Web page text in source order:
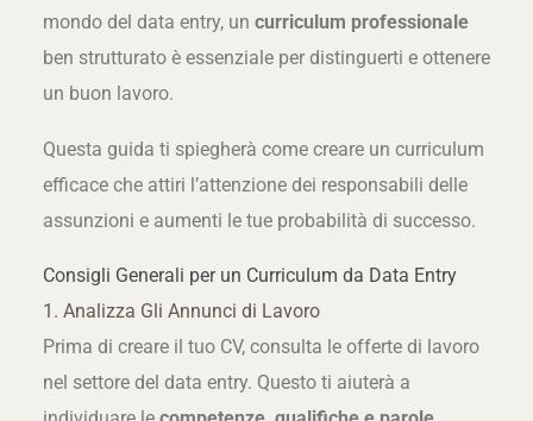
mondo del data entry, un curriculum professionale
ben strutturato è essenziale per distinguerti e ottenere
un buon lavoro.
Questa guida ti spiegherà come creare un curriculum
efficace che attiri l’attenzione dei responsabili delle
assunzioni e aumenti le tue probabilità di successo.
Consigli Generali per un Curriculum da Data Entry
1. Analizza Gli Annunci di Lavoro
Prima di creare il tuo CV, consulta le offerte di lavoro
nel settore del data entry. Questo ti aiuterà a